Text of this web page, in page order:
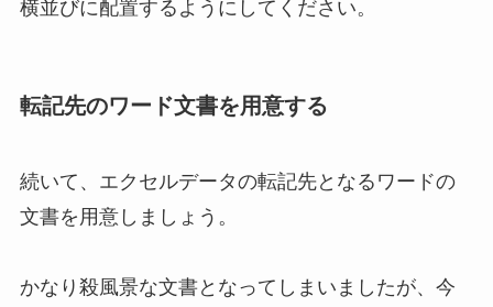
横並びに配置するようにしてください。
転記先のワード文書を用意する
続いて、エクセルデータの転記先となるワードの
文書を用意しましょう。
かなり殺風景な文書となってしまいましたが、今